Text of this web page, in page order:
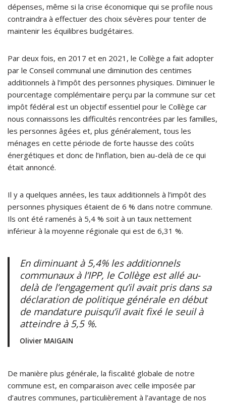
dépenses, même si la crise économique qui se profile nous
contraindra à effectuer des choix sévères pour tenter de
maintenir les équilibres budgétaires.
Par deux fois, en 2017 et en 2021, le Collège a fait adopter
par le Conseil communal une diminution des centimes
additionnels à l’impôt des personnes physiques. Diminuer le
pourcentage complémentaire perçu par la commune sur cet
impôt fédéral est un objectif essentiel pour le Collège car
nous connaissons les difficultés rencontrées par les familles,
les personnes âgées et, plus généralement, tous les
ménages en cette période de forte hausse des coûts
énergétiques et donc de l’inflation, bien au-delà de ce qui
était annoncé.
Il y a quelques années, les taux additionnels à l’impôt des
personnes physiques étaient de 6 % dans notre commune.
Ils ont été ramenés à 5,4 % soit à un taux nettement
inférieur à la moyenne régionale qui est de 6,31 %.
En diminuant à 5,4% les additionnels
communaux à l’IPP, le Collège est allé au-
delà de l’engagement qu’il avait pris dans sa
déclaration de politique générale en début
de mandature puisqu’il avait fixé le seuil à
atteindre à 5,5 %.
Olivier MAIGAIN
De manière plus générale, la fiscalité globale de notre
commune est, en comparaison avec celle imposée par
d’autres communes, particulièrement à l’avantage de nos